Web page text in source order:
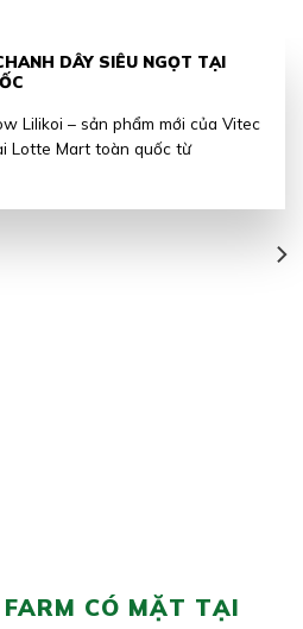
DÂY SIÊU NGỌT TẠI
Lilikoi – sản phẩm mới của Vitec
Lotte Mart toàn quốc từ
CÓ MẶT TẠI